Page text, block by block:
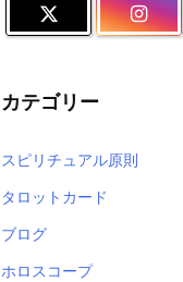
カテゴリー
スピリチュアル原則
タロットカード
ブログ
ホロスコープ